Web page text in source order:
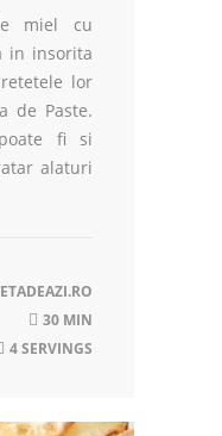
miel cu
in insorita
lor
de Paste.
fi si
alaturi
30 MIN
4 SERVINGS